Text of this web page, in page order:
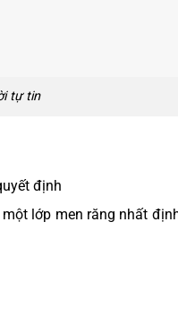
tự tin
định
lớp men răng nhất